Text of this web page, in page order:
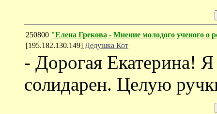
250800 "Елена Грекова - Мнение молодого ученого о
[195.182.130.149] Дедушка Кот
- Дорогая Екатерина!
солидарен. Целую